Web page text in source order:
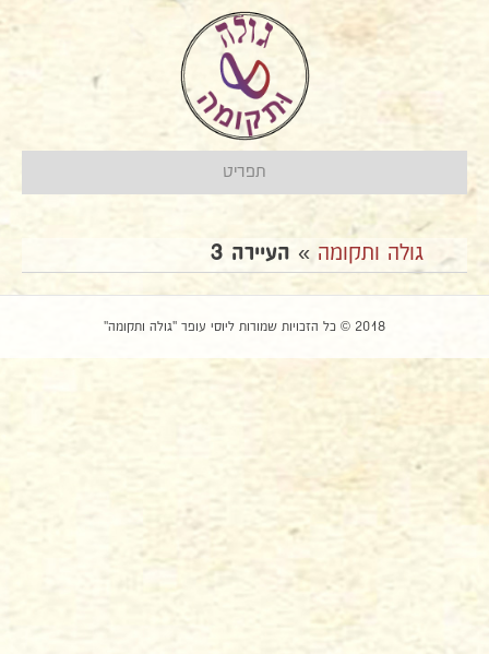
תפריט
גולה ותקומה » העיירה 3
2018 © כל הזכויות שמורות ליוסי עופר "גולה ותקומה"